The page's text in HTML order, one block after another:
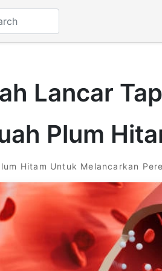
Lancar
Plum
Hitam Untuk Melancarkan